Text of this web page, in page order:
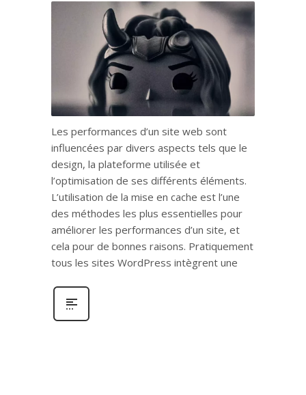
Les performances d’un site web sont
influencées par divers aspects tels que le
design, la plateforme utilisée et
l’optimisation de ses différents éléments.
L’utilisation de la mise en cache est l’une
des méthodes les plus essentielles pour
améliorer les performances d’un site, et
cela pour de bonnes raisons. Pratiquement
tous les sites WordPress intègrent une